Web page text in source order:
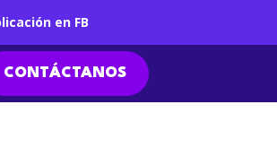
en FB
CONTÁCTANOS